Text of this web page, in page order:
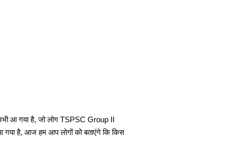
आ गया है, जो लोग TSPSC Group II
गया है, आज हम आप लोगों को बताएंगे कि किस